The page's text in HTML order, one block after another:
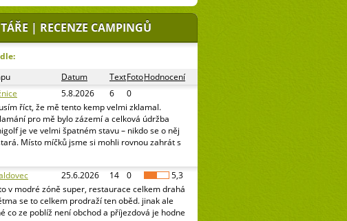
| RECENZE CAMPINGŮ
Datum TextFotoHodnocení
5.8.2026 6
0
říct, že mě tento kemp velmi zklamal.
pro mě bylo zázemí a celková údržba
je ve velmi špatném stavu – nikdo se o něj
Místo míčků jsme si mohli rovnou zahrát s
25.6.2026 14 0
5,3
v modré zóně super, restaurace celkem drahá
se to celkem prodraží ten oběd. jinak ale
co ze poblíž není obchod a příjezdová je hodne